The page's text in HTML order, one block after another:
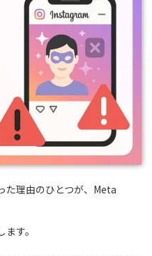
た理由のひとつが、Meta
す。